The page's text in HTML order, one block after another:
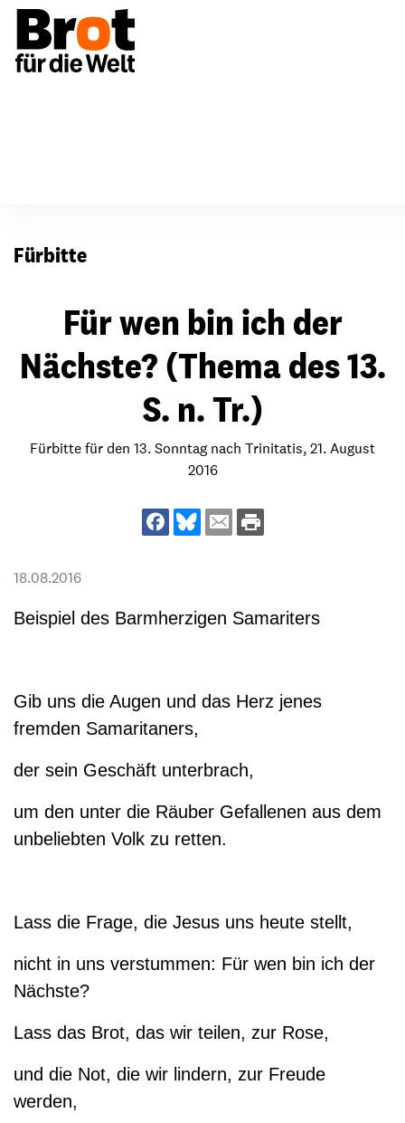
Fürbitte
Für wen bin ich der
Nächste? (Thema des 13.
S. n. Tr.)
Fürbitte für den 13. Sonntag nach Trinitatis, 21. August
2016
18.08.2016
Beispiel des Barmherzigen Samariters
Gib uns die Augen und das Herz jenes
fremden Samaritaners,
der sein Geschäft unterbrach,
um den unter die Räuber Gefallenen aus dem
unbeliebten Volk zu retten.
Lass die Frage, die Jesus uns heute stellt,
nicht in uns verstummen: Für wen bin ich der
Nächste?
Lass das Brot, das wir teilen, zur Rose,
und die Not, die wir lindern, zur Freude
werden,